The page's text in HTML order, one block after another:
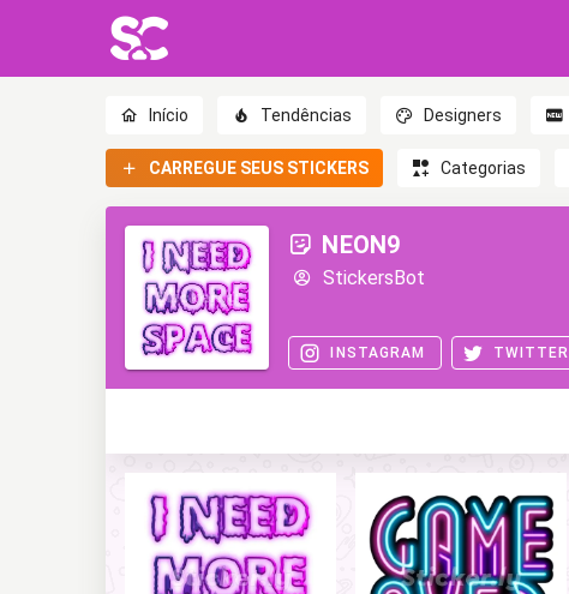
Início Tendências Designers
CARREGUE SEUS STICKERS Categorias
NEON9
StickersBot
INSTAGRAM TWITTER